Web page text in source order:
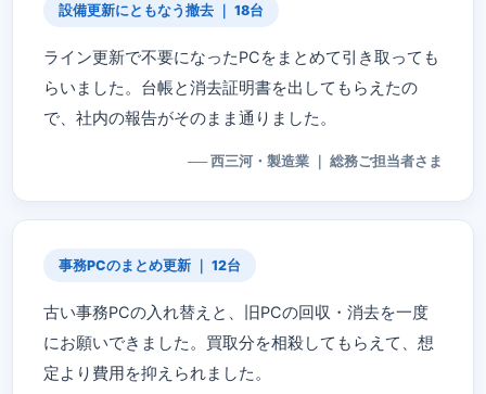
設備更新にともなう撤去 ｜ 18台
ライン更新で不要になったPCをまとめて引き取っても
らいました。台帳と消去証明書を出してもらえたの
で、社内の報告がそのまま通りました。
── 西三河・製造業 ｜ 総務ご担当者さま
事務PCのまとめ更新 ｜ 12台
古い事務PCの入れ替えと、旧PCの回収・消去を一度
にお願いできました。買取分を相殺してもらえて、想
定より費用を抑えられました。